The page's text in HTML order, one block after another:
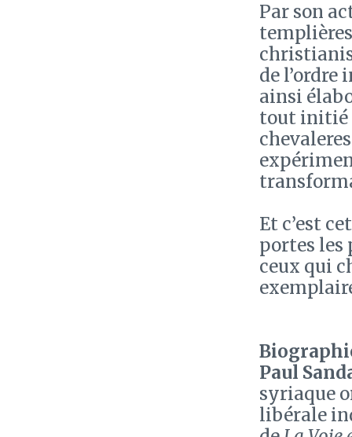
Par son
de
ainsi
tout initié
Et c’est
portes les
ceux qui
Paul
syriaque
libérale